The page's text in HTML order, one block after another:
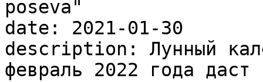
poseva"
date: 2021-01-30
description: Лунный
февраль 2022 года даст